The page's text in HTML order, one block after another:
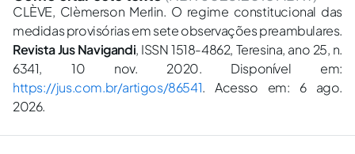
CLÈVE, Clèmerson Merlin. O regime constitucional das
medidas provisórias em sete observações preambulares.
Revista Jus Navigandi, ISSN 1518-4862, Teresina, ano 25, n.
6341, 10 nov. 2020. Disponível em:
https://jus.com.br/artigos/86541. Acesso em: 6 ago.
2026.